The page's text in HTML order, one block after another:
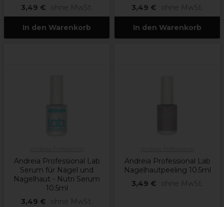
3,49 €
ohne MwSt.
In den Warenkorb
3,49 €
ohne MwSt.
In den Warenkorb
Andreia Professional Lab
Serum für Nägel und
Nagelhaut - Nutri Serum
10.5ml
3,49 €
ohne MwSt.
Andreia Professional Lab
Nagelhautpeeling 10.5ml
3,49 €
ohne MwSt.